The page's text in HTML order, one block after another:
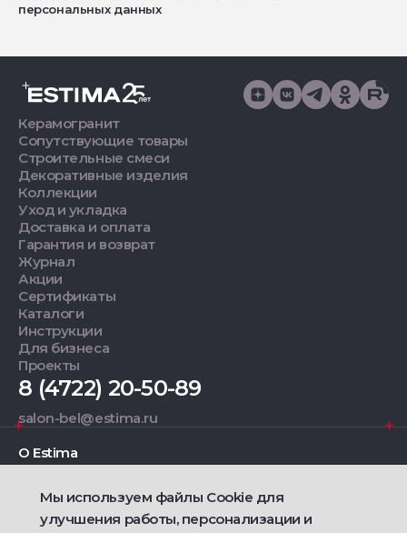
персональных данных
Керамогранит
Сопутствующие товары
Строительные смеси
Декоративные изделия
Коллекции
Уход и укладка
Доставка и оплата
Гарантия и возврат
Журнал
Акции
Сертификаты
Каталоги
Инструкции
Для бизнеса
Проекты
8 (4722) 20-50-89
salon-bel@estima.ru
О Estima
Дизайнерам
Мы используем файлы Cookie для
улучшения работы, персонализации и